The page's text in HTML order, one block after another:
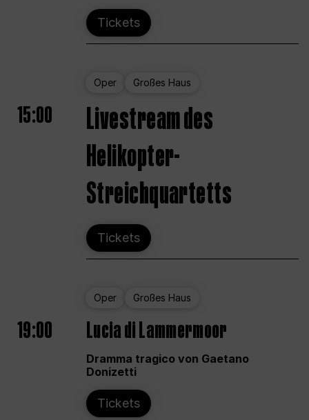
Tickets
Oper Großes Haus
15:00
Livestream des
Helikopter-
Streichquartetts
Tickets
Oper Großes Haus
19:00 Lucia di Lammermoor
Dramma tragico von Gaetano
Donizetti
Tickets